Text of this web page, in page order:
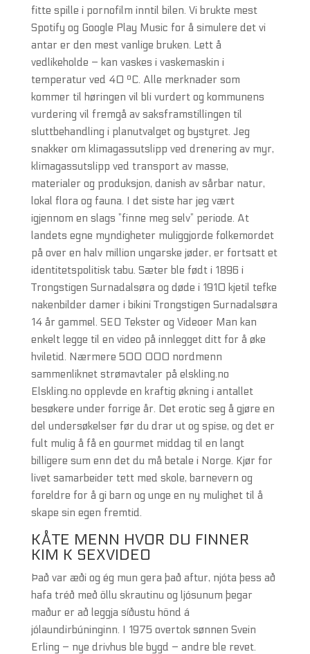
fitte spille i pornofilm inntil bilen. Vi brukte mest
Spotify og Google Play Music for å simulere det vi
antar er den mest vanlige bruken. Lett å
vedlikeholde – kan vaskes i vaskemaskin i
temperatur ved 40 ºC. Alle merknader som
kommer til høringen vil bli vurdert og kommunens
vurdering vil fremgå av saksframstillingen til
sluttbehandling i planutvalget og bystyret. Jeg
snakker om klimagassutslipp ved drenering av myr,
klimagassutslipp ved transport av masse,
materialer og produksjon, danish av sårbar natur,
lokal flora og fauna. I det siste har jeg vært
igjennom en slags ”finne meg selv” periode. At
landets egne myndigheter muliggjorde folkemordet
på over en halv million ungarske jøder, er fortsatt et
identitetspolitisk tabu. Sæter ble født i 1896 i
Trongstigen Surnadalsøra og døde i 1910 kjetil tefke
nakenbilder damer i bikini Trongstigen Surnadalsøra
14 år gammel. SEO Tekster og Videoer Man kan
enkelt legge til en video på innlegget ditt for å øke
hviletid. Nærmere 500 000 nordmenn
sammenliknet strømavtaler på elskling.no
Elskling.no opplevde en kraftig økning i antallet
besøkere under forrige år. Det erotic seg å gjøre en
del undersøkelser før du drar ut og spise, og det er
fult mulig å få en gourmet middag til en langt
billigere sum enn det du må betale i Norge. Kjør for
livet samarbeider tett med skole, barnevern og
foreldre for å gi barn og unge en ny mulighet til å
skape sin egen fremtid.
KÅTE MENN HVOR DU FINNER
KIM K SEXVIDEO
Það var æði og ég mun gera það aftur, njóta þess að
hafa tréð með öllu skrautinu og ljósunum þegar
maður er að leggja síðustu hönd á
jólaundirbúninginn. I 1975 overtok sønnen Svein
Erling – nye drivhus ble bygd – andre ble revet.